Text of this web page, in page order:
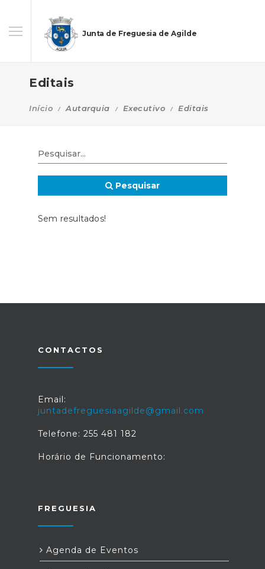
Junta de Freguesia de Agilde
Editais
Início Autarquia Executivo Editais
Pesquisar
Sem resultados!
CONTACTOS
Email:
juntadefreguesiaagilde@gmail.com
Telefone: 255 481 182
Horário de Funcionamento:
FREGUESIA
Agenda de Eventos